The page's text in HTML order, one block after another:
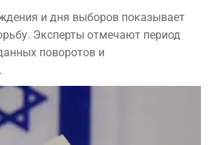
и дня выборов показывает
Эксперты отмечают период
поворотов и